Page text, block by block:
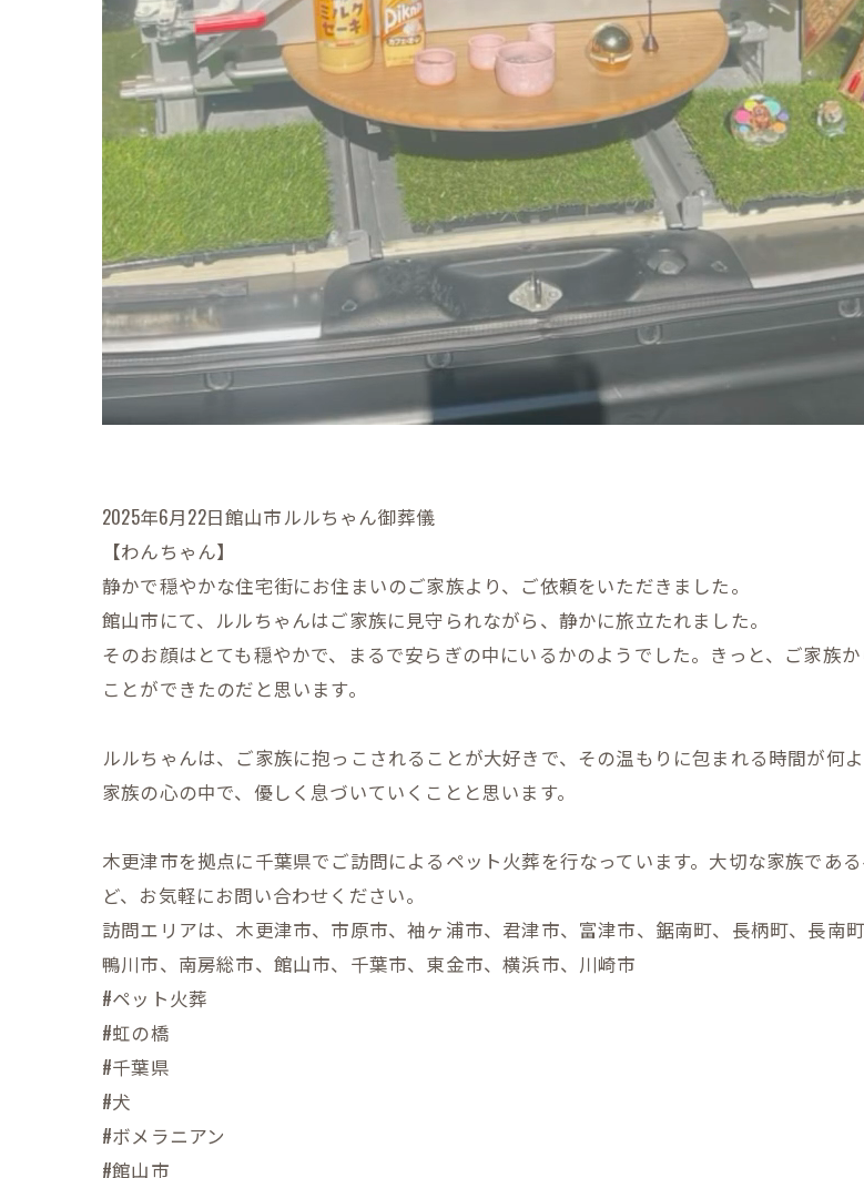
2025年6月22日館山市ルルちゃん御葬儀
【わんちゃん】
静かで穏やかな住宅街にお住まいのご家族より、ご依頼をいただきました。
館山市にて、ルルちゃんはご家族に見守られながら、静かに旅立たれました。
そのお顔はとても穏やかで、まるで安らぎの中にいるかのようでした。きっと、ご家族
ことができたのだと思います。
ルルちゃんは、ご家族に抱っこされることが大好きで、その温もりに包まれる時間が何
家族の心の中で、優しく息づいていくことと思います。
木更津市を拠点に千葉県でご訪問によるペット火葬を行なっています。大切な家族であ
ど、お気軽にお問い合わせください。
訪問エリアは、木更津市、市原市、袖ヶ浦市、君津市、富津市、鋸南町、長柄町、長南
鴨川市、南房総市、館山市、千葉市、東金市、横浜市、川崎市
#ペット火葬
#虹の橋
#千葉県
#犬
#ボメラニアン
#館山市